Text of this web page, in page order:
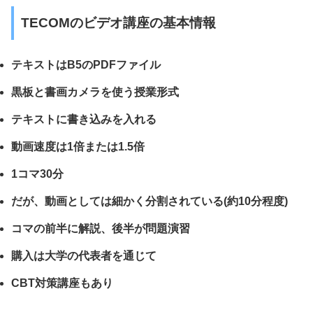
TECOMのビデオ講座の基本情報
テキストはB5のPDFファイル
黒板と書画カメラを使う授業形式
テキストに書き込みを入れる
動画速度は1倍または1.5倍
1コマ30分
だが、動画としては細かく分割されている(約10分程度)
コマの前半に解説、後半が問題演習
購入は大学の代表者を通じて
CBT対策講座もあり